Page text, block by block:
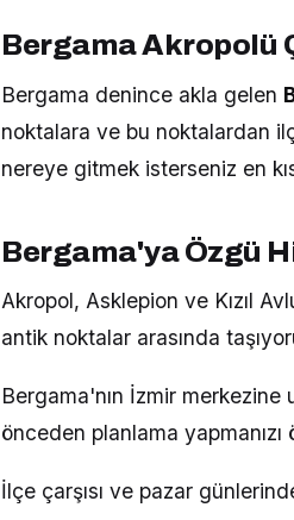
Bergama Akropolü
Bergama denince akla gelen
noktalara ve bu noktalardan
nereye gitmek isterseniz en
Bergama'ya Özgü
Akropol, Asklepion ve Kızıl
antik noktalar arasında
Bergama'nın İzmir merkezine
önceden planlama yapmanızı
İlçe çarşısı ve pazar